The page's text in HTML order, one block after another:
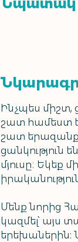
Ինչպես միշտ,
շատ համեստ
շատ
ցանկություն
մյուսը։
Մենք նորից
կազմել՝ այս
երեխաներին: